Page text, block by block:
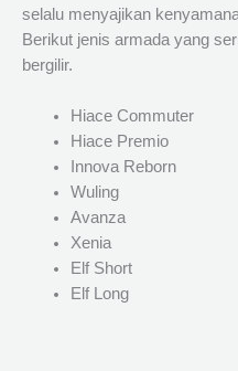
selalu menyajikan
Berikut jenis armada yang
bergilir.
Hiace Commuter
Hiace Premio
Innova Reborn
Wuling
Avanza
Xenia
Elf Short
Elf Long